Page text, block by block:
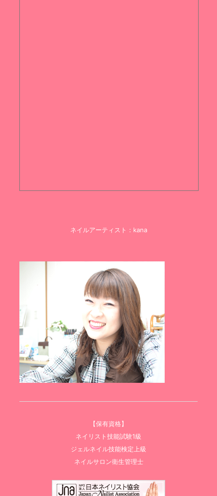
ネイルアーティスト：kana
【保有資格】
ネイリスト技能試験1級
ジェルネイル技能検定上級
ネイルサロン衛生管理士